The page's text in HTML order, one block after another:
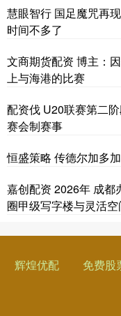
慧眼智行 国足魔咒再
时间不多了
文商期货配资 博主：
上与海港的比赛
配资伐 U20联赛第二
赛会制赛事
恒盛策略 传德尔加多
嘉创配资 2026年 成都
圈甲级写字楼与灵活
辉煌优配 免费股